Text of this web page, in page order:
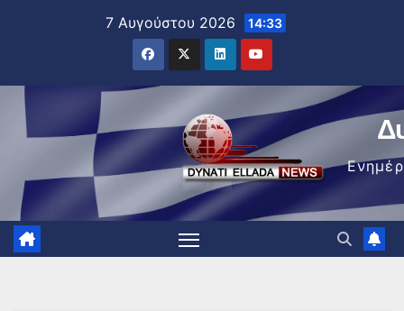
7 Αυγούστου 2026 14:33